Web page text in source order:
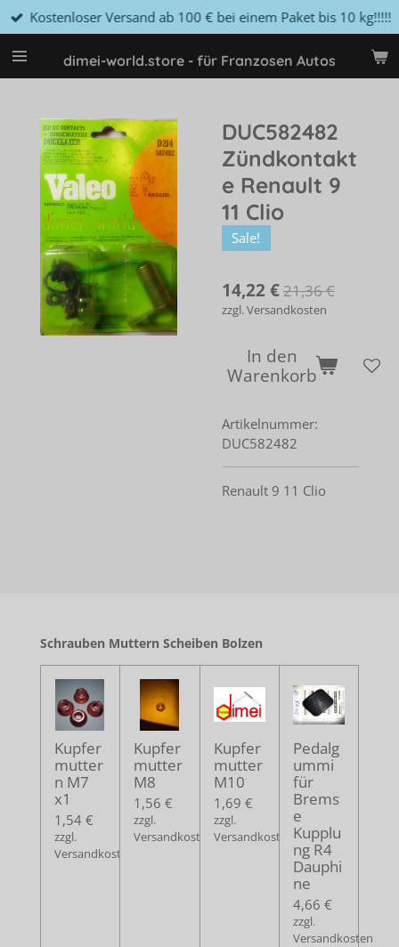
Zum
Hauptinhalt
springen dimei-world.store - für Franzosen Autos
Kostenloser Versand ab 100 € bei einem Paket bis 10 kg!!!!!
DUC582482
Zündkontakt
e Renault 9
11 Clio
Sale!
14,22 €21,36 €
zzgl. Versandkosten
In den
Warenkorb
Artikelnummer:
DUC582482
Renault 9 11 Clio
Schrauben Muttern Scheiben Bolzen
Kupfer
mutter
n M7
x1
1,54 €
zzgl.
Versandkosten
Kupfer
mutter
M8
1,56 €
zzgl.
Versandkosten
Kupfer
mutter
M10
1,69 €
zzgl.
Versandkosten
Pedalg
ummi
für
Brems
e
Kupplu
ng R4
Dauphi
ne
4,66 €
zzgl.
Versandkosten